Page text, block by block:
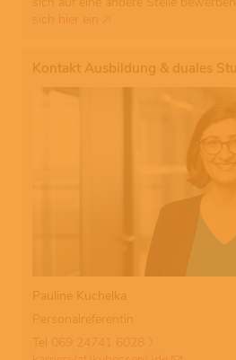
sich hier ein
Kontakt Ausbildung & duales
Pauline Kuchelka
Personalreferentin
Tel 069 24741 6028